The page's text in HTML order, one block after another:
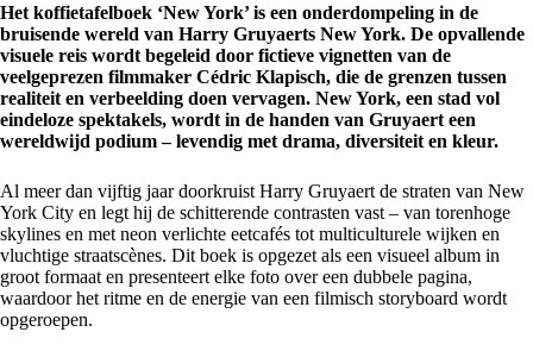
Het koffietafelboek ‘New York’ is een onderdompeling in de
bruisende wereld van Harry Gruyaerts New York. De opvallende
visuele reis wordt begeleid door fictieve vignetten van de
veelgeprezen filmmaker Cédric Klapisch, die de grenzen tussen
realiteit en verbeelding doen vervagen. New York, een stad vol
eindeloze spektakels, wordt in de handen van Gruyaert een
wereldwijd podium – levendig met drama, diversiteit en kleur.
Al meer dan vijftig jaar doorkruist Harry Gruyaert de straten van New
York City en legt hij de schitterende contrasten vast – van torenhoge
skylines en met neon verlichte eetcafés tot multiculturele wijken en
vluchtige straatscènes. Dit boek is opgezet als een visueel album in
groot formaat en presenteert elke foto over een dubbele pagina,
waardoor het ritme en de energie van een filmisch storyboard wordt
opgeroepen.